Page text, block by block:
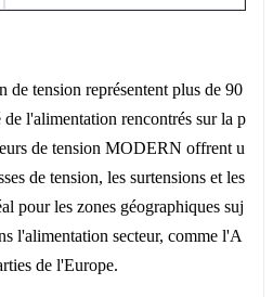
de tension représentent plus de 90
l'alimentation rencontrés sur la p
de tension MODERN offrent u
de tension, les surtensions et les
pour les zones géographiques suj
l'alimentation secteur, comme l'A
de l'Europe.